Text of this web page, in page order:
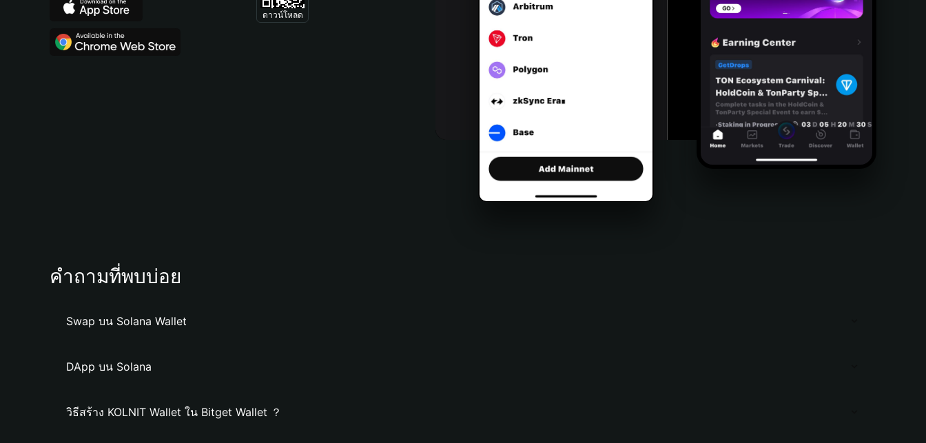
ดาวน์โหลด
คำถามที่พบบ่อย
Swap บน Solana Wallet
DApp บน Solana
วิธีสร้าง KOLNIT Wallet ใน Bitget Wallet ？